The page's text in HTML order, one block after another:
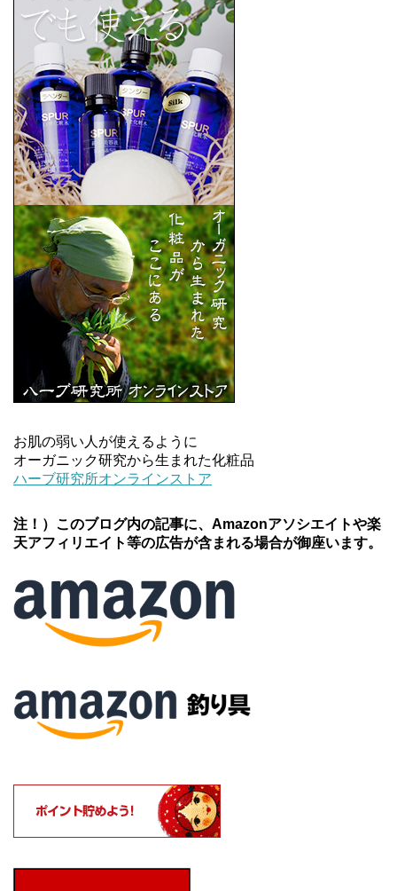
お肌の弱い人が使えるように
オーガニック研究から生まれた化粧品
ハーブ研究所オンラインストア
注！）このブログ内の記事に、Amazonアソシエイトや楽
天アフィリエイト等の広告が含まれる場合が御座います。